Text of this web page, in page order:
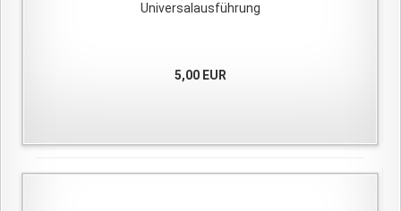
Universalausführung
5,00 EUR